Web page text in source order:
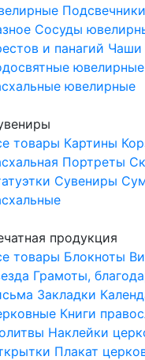
Сосуды
и панагий Чаши
ювелирные
ювелирные
товары Картины
Портреты
Сувениры
продукция
товары Блокноты
Грамоты,
Закладки
Книги
Наклейки
Плакат